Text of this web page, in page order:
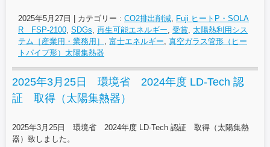
2025年5月27日 カテゴリー : CO2排出削減, Fuji ヒートP・SOLA
R FSP-2100, SDGs, 再生可能エネルギー, 受賞, 太陽熱利用シス
テム［産業用・業務用］ , 富士エネルギー, 真空ガラス管形（ヒー
トパイプ形）太陽集熱器
2025年3月25日 環境省 2024年度 LD-Tech 認
証 取得（太陽集熱器）
2025年3月25日 環境省 2024年度 LD-Tech 認証 取得（太陽集熱
器）致しました。